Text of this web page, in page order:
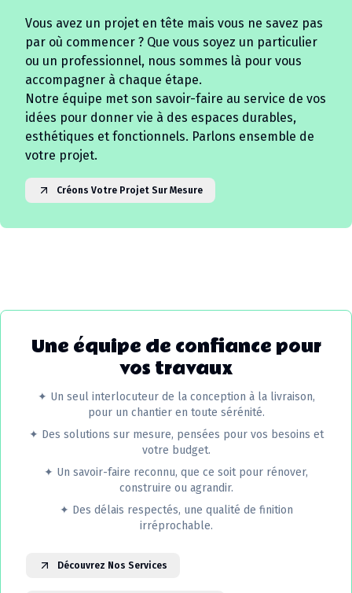
Vous avez un projet en tête mais vous ne savez pas
par où commencer ? Que vous soyez un particulier
ou un professionnel, nous sommes là pour vous
accompagner à chaque étape.
Notre équipe met son savoir-faire au service de vos
idées pour donner vie à des espaces durables,
esthétiques et fonctionnels. Parlons ensemble de
votre projet.
Créons Votre Projet Sur Mesure
Une équipe de confiance pour
vos travaux
✦ Un seul interlocuteur de la conception à la livraison,
pour un chantier en toute sérénité.
✦ Des solutions sur mesure, pensées pour vos besoins et
votre budget.
✦ Un savoir-faire reconnu, que ce soit pour rénover,
construire ou agrandir.
✦ Des délais respectés, une qualité de finition
irréprochable.
Découvrez Nos Services